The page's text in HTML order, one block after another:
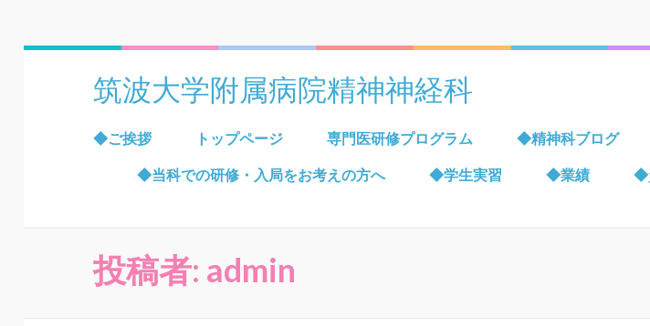
筑波大学附属病院精神神経科
◆ご挨拶 トップページ 専門医研修プログラム ◆精神科ブログ
◆当科での研修・入局をお考えの方へ ◆学生実習 ◆業績 ◆
投稿者: admin